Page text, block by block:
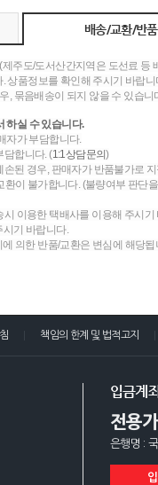
배송/교환/반
주도/도서산간지역은 도선료 등
상품정보를 확인해 주시기 바랍니
, 묶음배송이 되지 않을 수 있습
하실 수 있습니다.
자가 부담합니다.
담합니다. (1:1상담문의)
된 경우, 판매자가 반품불가로
이 불가합니다. (불량여부 판단
이용한 택배사를 이용해 주시기
시기 바랍니다.
의한 반품/교환은 변심에 해당됩
책임의 한계 및 법적고지
입금계
전용
은행명 :